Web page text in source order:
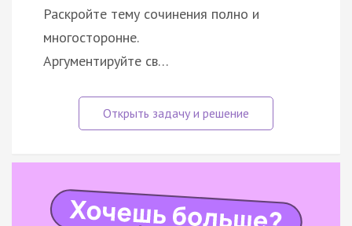
Раскройте тему сочинения полно и
многосторонне.
Аргументируйте св…